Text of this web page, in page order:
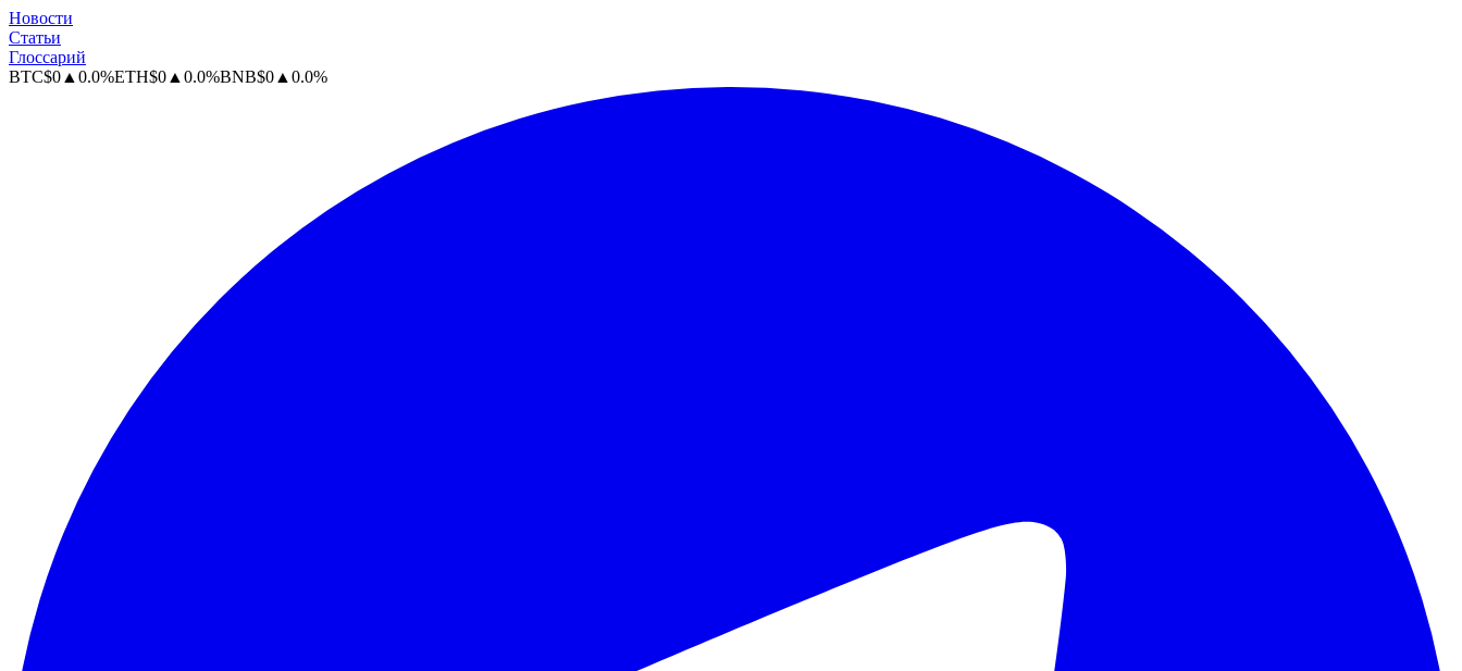
Новости
Статьи
Глоссарий
BTC$0 ▲ 0.0%ETH$0 ▲ 0.0%BNB$0 ▲ 0.0%